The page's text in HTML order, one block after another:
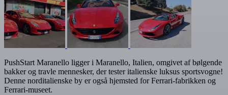
PushStart Maranello ligger i Maranello, Italien, omgivet af bølgende
bakker og travle mennesker, der tester italienske luksus sportsvogne!
Denne norditalienske by er også hjemsted for Ferrari-fabrikken og
Ferrari-museet.